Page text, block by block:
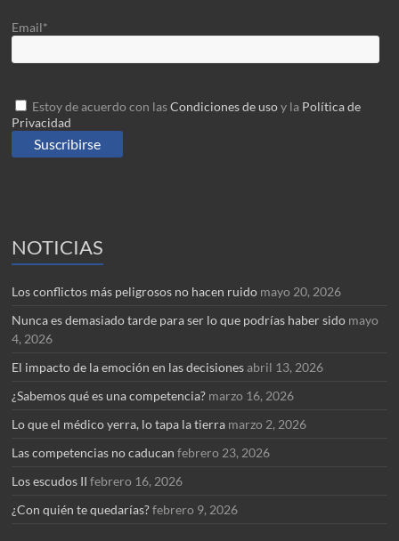
Email*
Estoy de acuerdo con lasCondiciones de usoy la Política de
Privacidad
NOTICIAS
Los conflictos más peligrosos no hacen ruido mayo 20, 2026
Nunca es demasiado tarde para ser lo que podrías haber sido mayo
4, 2026
El impacto de la emoción en las decisiones abril 13, 2026
¿Sabemos qué es una competencia? marzo 16, 2026
Lo que el médico yerra, lo tapa la tierra marzo 2, 2026
Las competencias no caducan febrero 23, 2026
Los escudos II febrero 16, 2026
¿Con quién te quedarías? febrero 9, 2026